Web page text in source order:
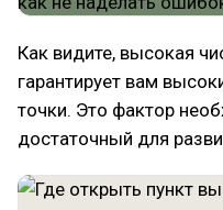
Как видите, высокая
гарантирует вам
точки. Это фактор
достаточный для